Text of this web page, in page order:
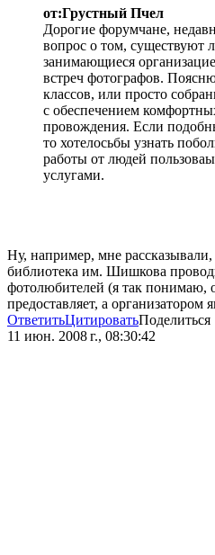
от:Грустный Пчел
Дорогие форумчане,
вопрос о том, существуют
занимающиеся
встреч фотографов.
классов, или просто
с обеспечением
провождения. Если
то хотелосьбы узнать
работы от людей
услугами.
Ну, например, мне рассказывали,
библиотека им. Шишкова
фотолюбителей (я так понимаю,
предоставляет, а
ОтветитьЦитироватьПоделиться
11 июн. 2008 г., 08:30:42